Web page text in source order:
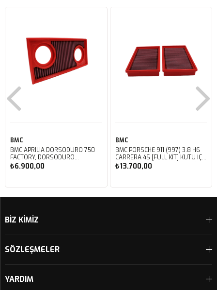
BMC
BMC APRILIA DORSODURO 750
FACTORY, DORSODURO
900, SHIVER 750 GT, SHIVER
750 KUTU İÇİ PERFORMANS
₺6.900,00
BMC
BMC PORSCHE 911 (997) 3.8 H6
CARRERA 4S [FULL KIT] KUTU İÇİ
PERFORMANS HAVA FİLTRESİ
FB468/20
₺13.700,00
BİZ KİMİZ
SÖZLEŞMELER
YARDIM